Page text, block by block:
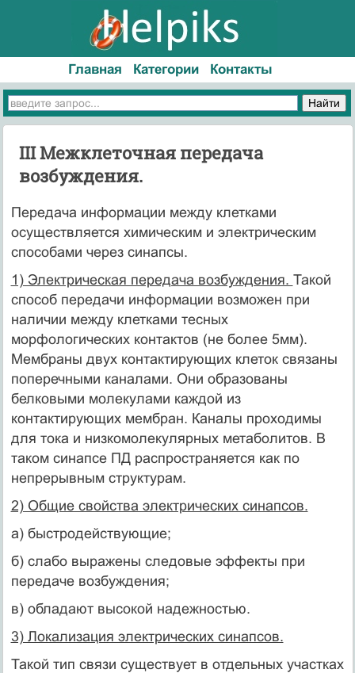
Главная Категории Контакты
III Межклеточная передача
возбуждения.
Передача информации между клетками
осуществляется химическим и электрическим
способами через синапсы.
1) Электрическая передача возбуждения. Такой
способ передачи информации возможен при
наличии между клетками тесных
морфологических контактов (не более 5мм).
Мембраны двух контактирующих клеток связаны
поперечными каналами. Они образованы
белковыми молекулами каждой из
контактирующих мембран. Каналы проходимы
для тока и низкомолекулярных метаболитов. В
таком синапсе ПД распространяется как по
непрерывным структурам.
2) Общие свойства электрических синапсов.
а) быстродействующие;
б) слабо выражены следовые эффекты при
передаче возбуждения;
в) обладают высокой надежностью.
3) Локализация электрических синапсов.
Такой тип связи существует в отдельных участках